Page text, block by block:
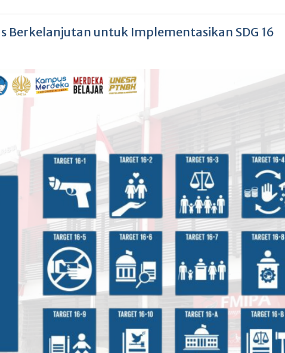
Berkelanjutan untuk Implementasikan SDG 16